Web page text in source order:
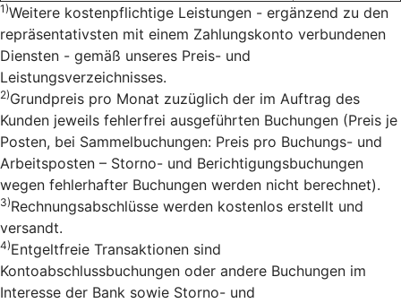
1)Weitere kostenpflichtige Leistungen - ergänzend zu den
repräsentativsten mit einem Zahlungskonto verbundenen
Diensten - gemäß unseres Preis- und
Leistungsverzeichnisses.
2)Grundpreis pro Monat zuzüglich der im Auftrag des
Kunden jeweils fehlerfrei ausgeführten Buchungen (Preis je
Posten, bei Sammelbuchungen: Preis pro Buchungs- und
Arbeitsposten – Storno- und Berichtigungsbuchungen
wegen fehlerhafter Buchungen werden nicht berechnet).
3)Rechnungsabschlüsse werden kostenlos erstellt und
versandt.
4)Entgeltfreie Transaktionen sind
Kontoabschlussbuchungen oder andere Buchungen im
Interesse der Bank sowie Storno- und